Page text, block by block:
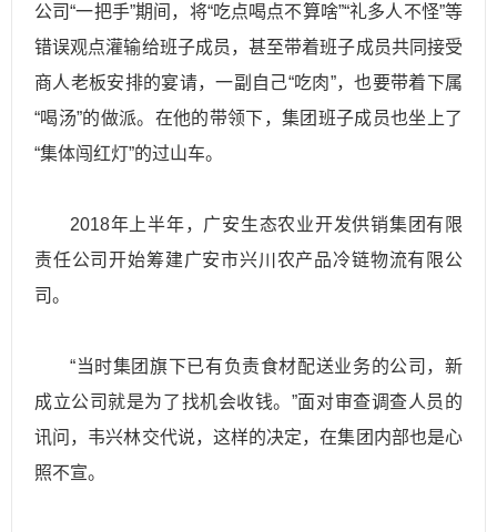
公司“一把手”期间，将“吃点喝点不算啥”“礼多人不怪”等
错误观点灌输给班子成员，甚至带着班子成员共同接受
商人老板安排的宴请，一副自己“吃肉”，也要带着下属
“喝汤”的做派。在他的带领下，集团班子成员也坐上了
“集体闯红灯”的过山车。
2018年上半年，广安生态农业开发供销集团有限
责任公司开始筹建广安市兴川农产品冷链物流有限公
司。
“当时集团旗下已有负责食材配送业务的公司，新
成立公司就是为了找机会收钱。”面对审查调查人员的
讯问，韦兴林交代说，这样的决定，在集团内部也是心
照不宣。